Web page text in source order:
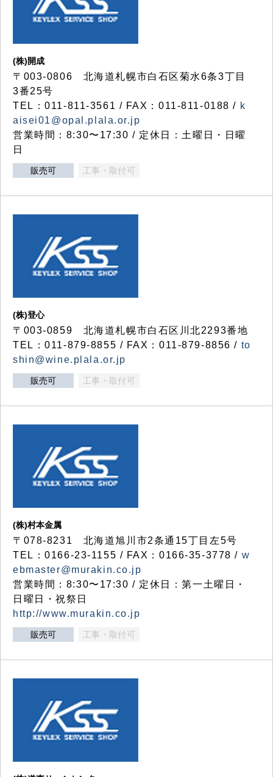
(株)開成
〒003-0806 北海道札幌市白石区菊水6条3丁目
3番25号
TEL：011-811-3561 / FAX：011-811-0188 / k
aisei01@opal.plala.or.jp
営業時間：8:30〜17:30 / 定休日：土曜日・日曜
日
販売可 工事・取付可
(株)登心
〒003-0859 北海道札幌市白石区川北2293番地
TEL：011-879-8855 / FAX：011-879-8856 / to
shin@wine.plala.or.jp
販売可 工事・取付可
(株)村本金属
〒078-8231 北海道旭川市2条通15丁目左5号
TEL：0166-23-1155 / FAX：0166-35-3778 / w
ebmaster@murakin.co.jp
営業時間：8:30〜17:30 / 定休日：第一土曜日・
日曜日・祝祭日
http://www.murakin.co.jp
販売可 工事・取付可